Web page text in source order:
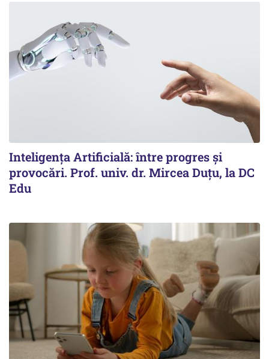
Inteligența Artificială: între progres și
provocări. Prof. univ. dr. Mircea Duțu, la DC
Edu